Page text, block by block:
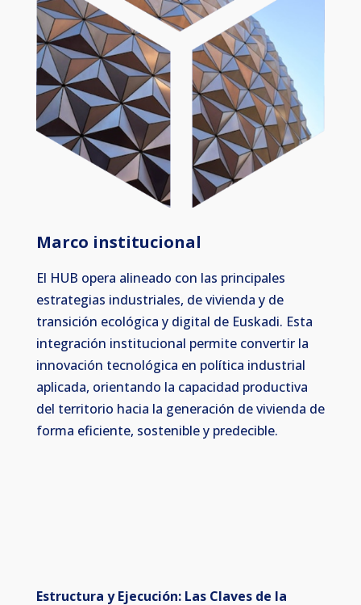
Marco institucional
El HUB opera alineado con las principales
estrategias industriales, de vivienda y de
transición ecológica y digital de Euskadi. Esta
integración institucional permite convertir la
innovación tecnológica en política industrial
aplicada, orientando la capacidad productiva
del territorio hacia la generación de vivienda de
forma eficiente, sostenible y predecible.
Estructura y Ejecución: Las Claves de la